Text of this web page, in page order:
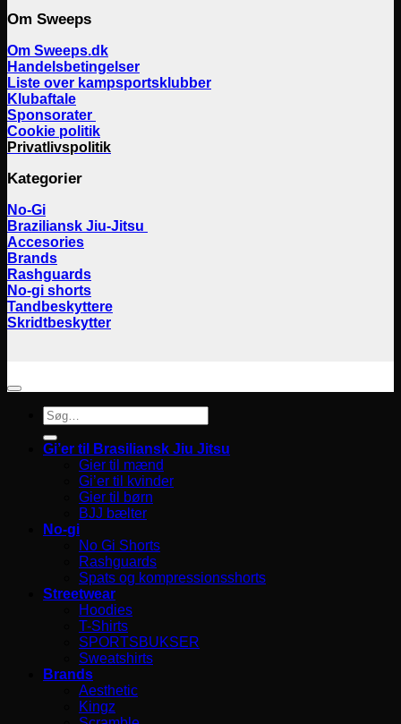
Om Sweeps
Om Sweeps.dk
Handelsbetingelser
Liste over kampsportsklubber
Klubaftale
Sponsorater
Cookie politik
Privatlivspolitik
Kategorier
No-Gi
Braziliansk Jiu-Jitsu
Accesories
Brands
Rashguards
No-gi shorts
Tandbeskyttere
Skridtbeskytter
Søg
efter:
Gi’er til Brasiliansk Jiu Jitsu
Gier til mænd
Gi’er til kvinder
Gier til børn
BJJ bælter
No-gi
No Gi Shorts
Rashguards
Spats og kompressionsshorts
Streetwear
Hoodies
T-Shirts
SPORTSBUKSER
Sweatshirts
Brands
Aesthetic
Kingz